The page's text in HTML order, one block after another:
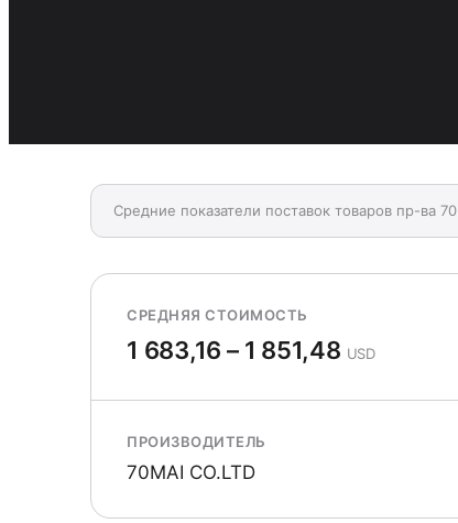
Средние показатели поставок товаров пр-ва
СРЕДНЯЯ СТОИМОСТЬ
1 683,16 – 1 851,48 USD
ПРОИЗВОДИТЕЛЬ
70MAI CO.LTD